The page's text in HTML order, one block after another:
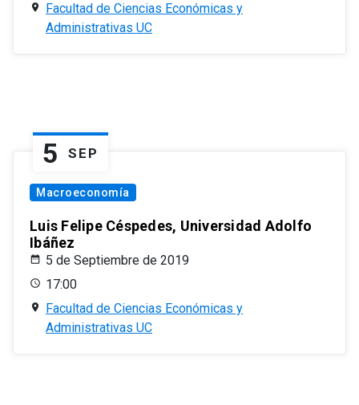
Facultad de Ciencias Económicas y
Administrativas UC
5 SEP
Macroeconomía
Luis Felipe Céspedes, Universidad Adolfo
Ibáñez
5 de Septiembre de 2019
17:00
Facultad de Ciencias Económicas y
Administrativas UC